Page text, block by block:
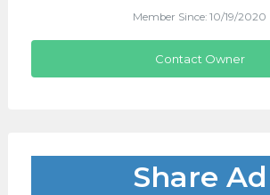
Member Since: 10/19/2020
Contact Owner
Share Ad